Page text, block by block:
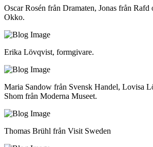
Oscar Rosén från Dramaten, Jonas från
Okko.
Erika Lövqvist, formgivare.
Maria Sandow från Svensk Handel, Lovisa
Shom från Moderna Museet.
Thomas Brühl från Visit Sweden